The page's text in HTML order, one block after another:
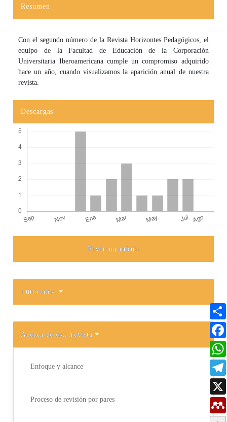
Resumen
Con el segundo número de la Revista Horizontes Pedagógicos, el
equipo de la Facultad de Educación de la Corporación
Universitaria Iberoamericana cumple un compromiso adquirido
hace un año, cuando visualizamos la aparición anual de nuestra
revista.
Descargas
Detalles del artículoEnviar un artículo
Tutoriales
Acerca de esta revista
Enfoque y alcance
Proceso de revisión por pares